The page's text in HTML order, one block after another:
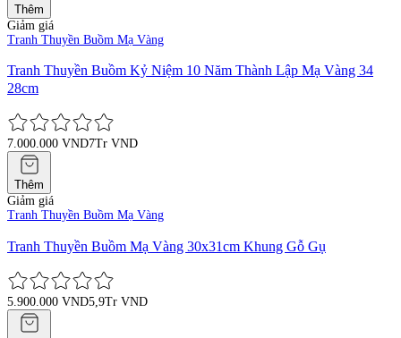
Thêm
Giảm giá
Tranh Thuyền Buồm Mạ Vàng
Tranh Thuyền Buồm Kỷ Niệm 10 Năm Thành Lập Mạ Vàng 34
28cm
7.000.000 VND7Tr VND
Thêm
Giảm giá
Tranh Thuyền Buồm Mạ Vàng
Tranh Thuyền Buồm Mạ Vàng 30x31cm Khung Gỗ Gụ
5.900.000 VND5,9Tr VND